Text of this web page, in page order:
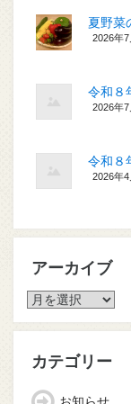
夏野菜
2026年7
令和８
2026年7
令和８
2026年4
アーカイブ
ア
カ
ブ
カテゴリー